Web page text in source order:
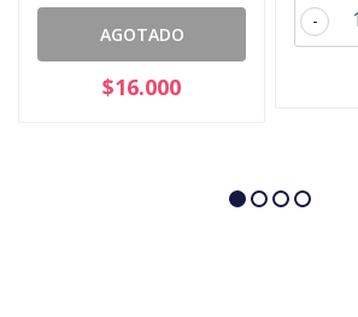
AGOTADO
$16.000
-